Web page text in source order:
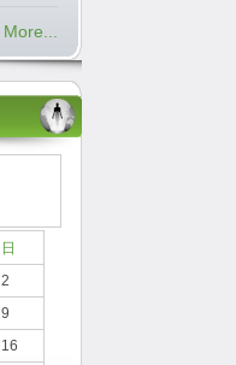
More...
日
2
9
16